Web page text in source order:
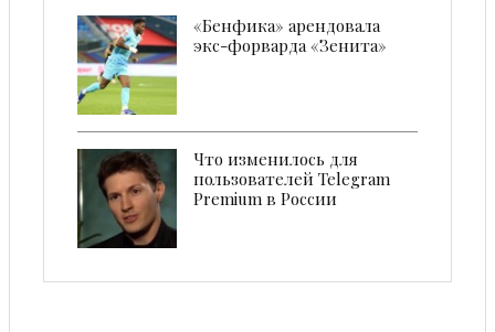
«Бенфика» арендовала
экс-форварда «Зенита»
Что изменилось для
пользователей Telegram
Premium в России